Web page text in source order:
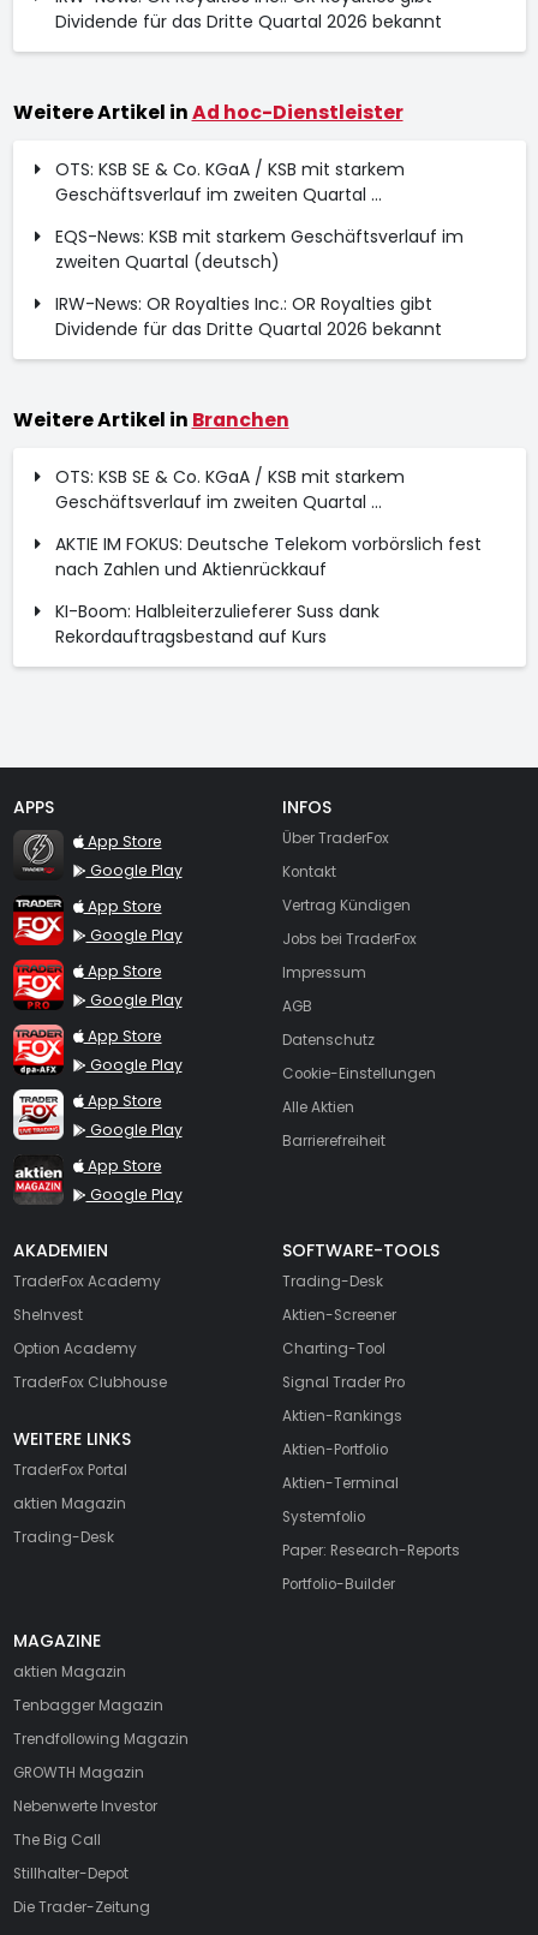
Dividende für das Dritte Quartal 2026 bekannt
Weitere Artikel inAd hoc-Dienstleister
OTS: KSB SE & Co. KGaA / KSB mit starkem
Geschäftsverlauf im zweiten Quartal ...
EQS-News: KSB mit starkem Geschäftsverlauf im
zweiten Quartal (deutsch)
IRW-News: OR Royalties Inc.: OR Royalties gibt
Dividende für das Dritte Quartal 2026 bekannt
Weitere Artikel in Branchen
OTS: KSB SE & Co. KGaA / KSB mit starkem
Geschäftsverlauf im zweiten Quartal ...
AKTIE IM FOKUS: Deutsche Telekom vorbörslich fest
nach Zahlen und Aktienrückkauf
KI-Boom: Halbleiterzulieferer Suss dank
Rekordauftragsbestand auf Kurs
APPS
TraderFox Flash
App Store
Google Play
TraderFox App
App Store
Google Play
TraderFox Pro
App Store
Google Play
TraderFox dpa-AFX ProFeed
App Store
Google Play
TraderFox Live Trading
App Store
Google Play
TraderFox aktien Magazin
App Store
Google Play
INFOS
Über TraderFox
Kontakt
Vertrag Kündigen
Jobs bei TraderFox
Impressum
AGB
Datenschutz
Cookie-Einstellungen
Alle Aktien
Barrierefreiheit
AKADEMIEN
TraderFox Academy
SheInvest
Option Academy
TraderFox Clubhouse
WEITERE LINKS
TraderFox Portal
aktien Magazin
Trading-Desk
SOFTWARE-TOOLS
Trading-Desk
Aktien-Screener
Charting-Tool
Signal Trader Pro
Aktien-Rankings
Aktien-Portfolio
Aktien-Terminal
Systemfolio
Paper: Research-Reports
Portfolio-Builder
MAGAZINE
aktien Magazin
Tenbagger Magazin
Trendfollowing Magazin
GROWTH Magazin
Nebenwerte Investor
The Big Call
Stillhalter-Depot
Die Trader-Zeitung